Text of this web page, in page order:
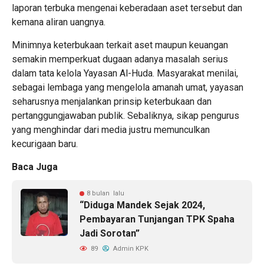
laporan terbuka mengenai keberadaan aset tersebut dan
kemana aliran uangnya.
Minimnya keterbukaan terkait aset maupun keuangan
semakin memperkuat dugaan adanya masalah serius
dalam tata kelola Yayasan Al-Huda. Masyarakat menilai,
sebagai lembaga yang mengelola amanah umat, yayasan
seharusnya menjalankan prinsip keterbukaan dan
pertanggungjawaban publik. Sebaliknya, sikap pengurus
yang menghindar dari media justru memunculkan
kecurigaan baru.
Baca Juga
8 bulan lalu
“Diduga Mandek Sejak 2024,
Pembayaran Tunjangan TPK Spaha
Jadi Sorotan”
89 Admin KPK